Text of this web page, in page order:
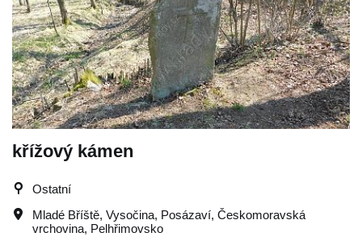
křížový kámen
Ostatní
Mladé Bříště, Vysočina, Posázaví, Českomoravská
vrchovina, Pelhřimovsko